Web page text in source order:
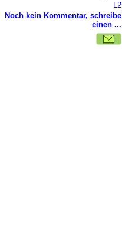
L2
Noch kein Kommentar, schreibe
einen ...